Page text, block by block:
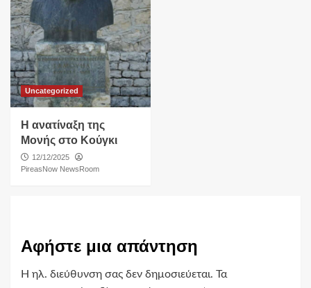
Uncategorized
Η ανατίναξη της
Μονής στο Κούγκι
12/12/2025
PireasNow NewsRoom
Αφήστε μια απάντηση
Η ηλ. διεύθυνση σας δεν δημοσιεύεται. Τα